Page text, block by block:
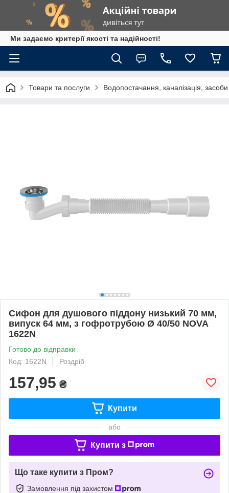
Ми задаємо критерії якості та надійності!
Товари та послуги Водопостачання, каналізація,
Сифон для душового піддону низький 70 мм,
випуск 64 мм, з гофротрубою Ø 40/50 NOVA
1622N
Готово до відправки
Код: 1622N
Роздріб
157,95 ₴
Купити
або
Купити з
Що таке купити з Пром?
Замовлення під захистом